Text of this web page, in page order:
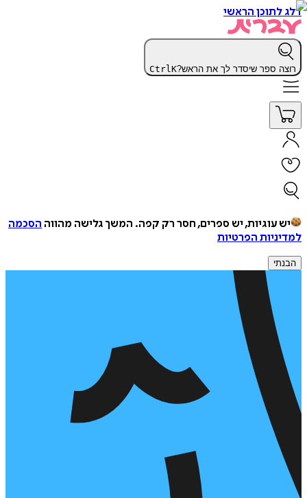
דלג לתוכן הראשי
רוצה ספר שיסדר לך את הראש? CtrlK
יש עוגיות, יש ספרים, חסר רק קפה. המשך גלישה מהווה הסכמה
למדיניות הפרטיות
הבנתי